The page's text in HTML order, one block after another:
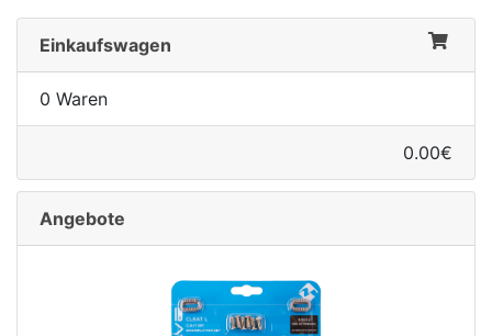
Einkaufswagen
0 Waren
0.00€
Angebote